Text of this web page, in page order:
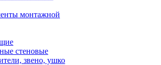
монтажной
стеновые
звено, ушко